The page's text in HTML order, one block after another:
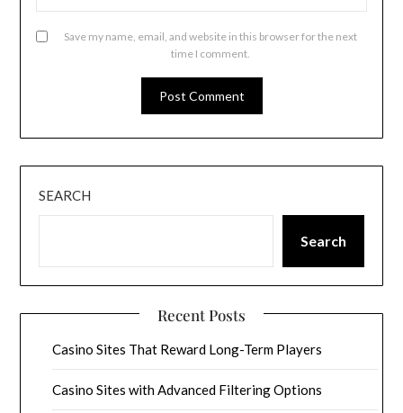
Save my name, email, and website in this browser for the next
time I comment.
SEARCH
Search
Recent Posts
Casino Sites That Reward Long-Term Players
Casino Sites with Advanced Filtering Options